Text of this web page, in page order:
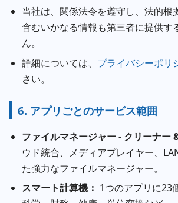
当社は、関係法令を遵守し、法的根
含むいかなる情報も第三者に提供す
ん。
詳細については、 プライバシーポリ
さい。
6. アプリごとのサービス範囲
ファイルマネージャー - クリーナー
ウド統合、メディアプレイヤー、
た強力なファイルマネージャー。
スマート計算機： 1つのアプリに23